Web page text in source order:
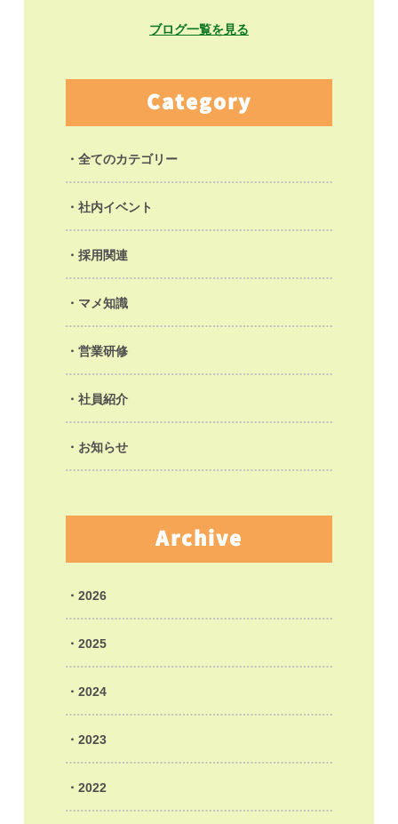
ブログ一覧を見る
Category
全てのカテゴリー
社内イベント
採用関連
マメ知識
営業研修
社員紹介
お知らせ
Archive
2026
2025
2024
2023
2022